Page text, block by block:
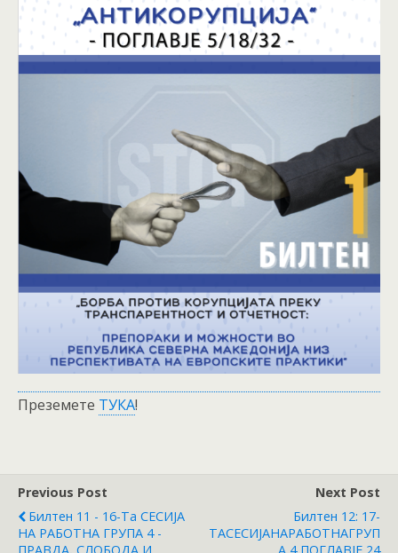
Преземете ТУКА!
Previous Post
Билтен 11 - 16-Та СЕСИЈА
НА РАБОТНА ГРУПА 4 -
ПРАВДА, СЛОБОДА И
Next Post
Билтен 12: 17-
ТАСЕСИЈАНАРАБОТНАГРУП
А 4 ПОГЛАВЈЕ 24